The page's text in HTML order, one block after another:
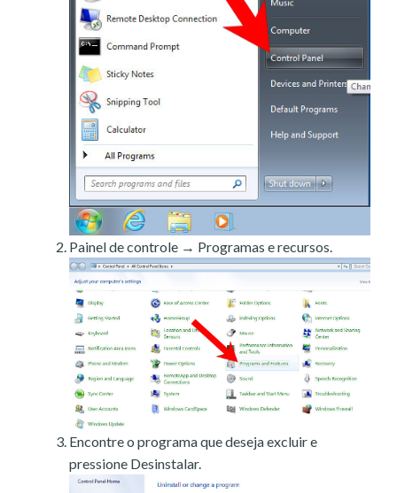
Painel de controle → Programas e recursos.
Encontre o programa que deseja excluir e
pressione Desinstalar.